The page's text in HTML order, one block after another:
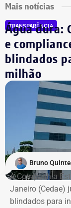
Mais notícias
TRANSPARÊNCIA
Água dura:
e
blindados
milhão
Bruno
A Companhia
Janeiro (Cedae)
blindados para